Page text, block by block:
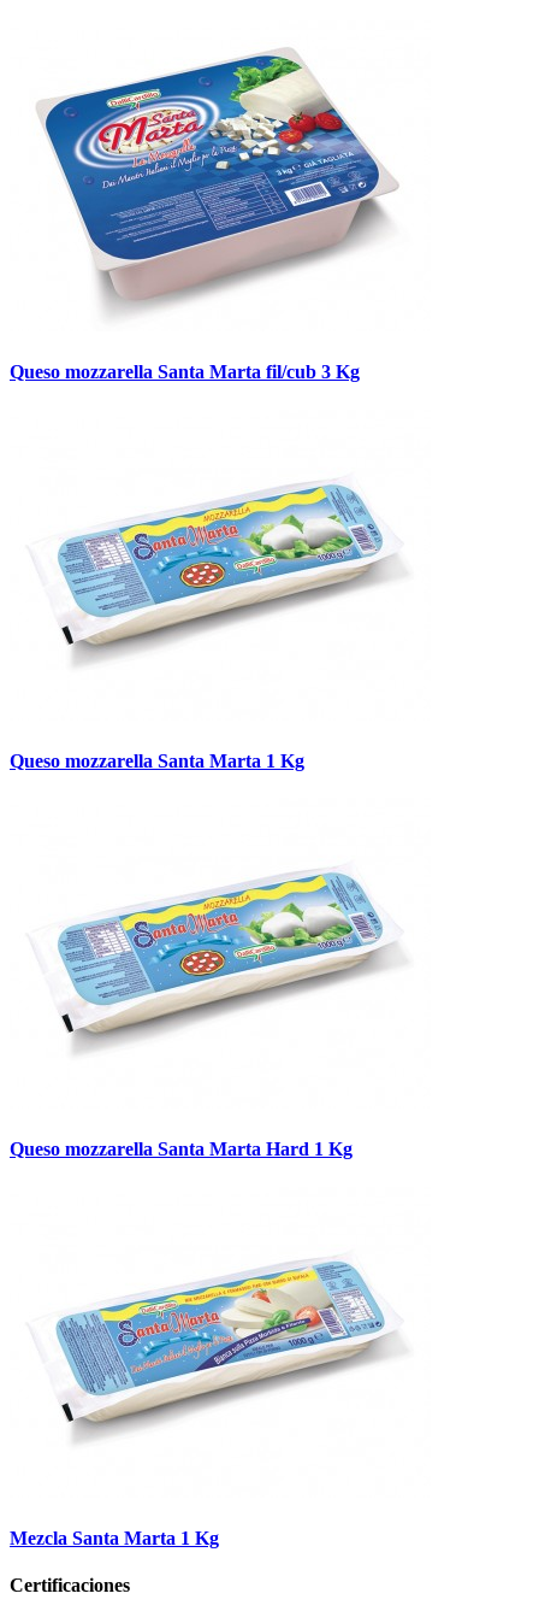
Queso mozzarella Santa Marta fil/cub 3 Kg
Queso mozzarella Santa Marta 1 Kg
Queso mozzarella Santa Marta Hard 1 Kg
Mezcla Santa Marta 1 Kg
Certificaciones